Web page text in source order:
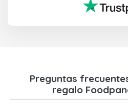
Preguntas
regalo